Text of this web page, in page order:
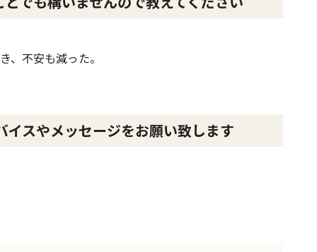
、不安も減った。
スやメッセージをお願い致します